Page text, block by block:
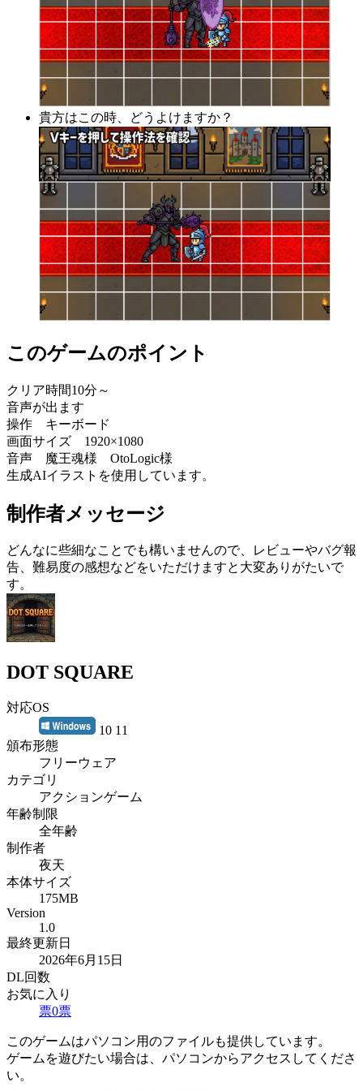
貴方はこの時、どうよけますか？
このゲームのポイント
クリア時間10分～
音声が出ます
操作 キーボード
画面サイズ 1920×1080
音声 魔王魂様 OtoLogic様
生成AIイラストを使用しています。
制作者メッセージ
どんなに些細なことでも構いませんので、レビューやバグ報
告、難易度の感想などをいただけますと大変ありがたいで
す。
DOT SQUARE
対応OS
10 11
頒布形態
フリーウェア
カテゴリ
アクションゲーム
年齢制限
全年齢
制作者
夜天
本体サイズ
175MB
Version
1.0
最終更新日
2026年6月15日
DL回数
お気に入り
票0票
このゲームはパソコン用のファイルも提供しています。
ゲームを遊びたい場合は、パソコンからアクセスしてくださ
い。